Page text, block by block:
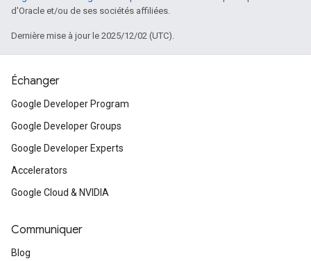
d'Oracle et/ou de ses sociétés affiliées.
Dernière mise à jour le 2025/12/02 (UTC).
Échanger
Google Developer Program
Google Developer Groups
Google Developer Experts
Accelerators
Google Cloud & NVIDIA
Communiquer
Blog